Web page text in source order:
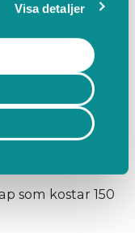
Visa detaljer
Hällåsen.
med Swish via
som kostar 150